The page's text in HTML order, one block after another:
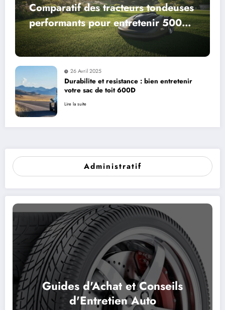
Comparatif des tracteurs tondeuses
performants pour entretenir 5000
m2
26 Avril 2025
Durabilite et resistance : bien entretenir
votre sac de toit 600D
Lire la suite
Administratif
Guides d'Achat et Conseils
d'Entretien Auto